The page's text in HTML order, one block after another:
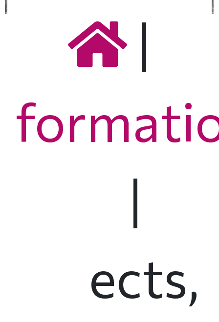
|
|
ects,